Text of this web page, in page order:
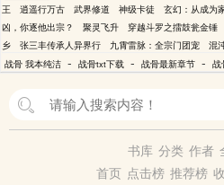
王
逍遥行万古 武界修道 神级卡徒 玄幻：从成为
凶，你逐他出宗？
聚灵飞升 穿越斗罗之擂鼓瓮金锤
乡
张三丰传承人异界行 九霄雷脉：全宗门团宠 混
战骨 我本纯洁 - 战骨txt下载 - 战骨最新章节 - 战
书库 分类 作者
首页 点击榜 推荐榜